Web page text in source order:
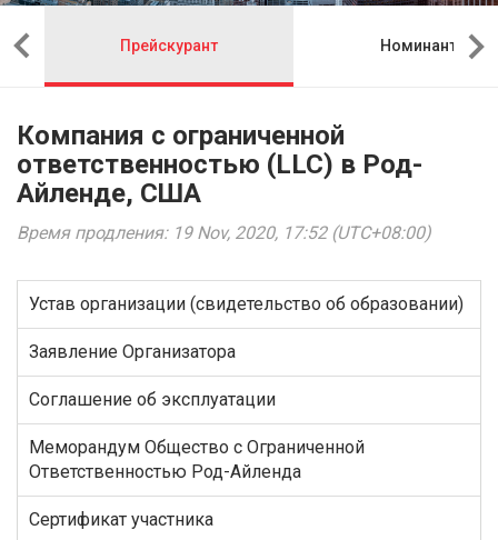
Прейскурант Номинант
Компания с ограниченной
ответственностью (LLC) в Род-
Айленде, США
Время продления: 19 Nov, 2020, 17:52 (UTC+08:00)
Устав организации (свидетельство об образовании)
Заявление Организатора
Соглашение об эксплуатации
Меморандум Общество с Ограниченной
Ответственностью Род-Айленда
Сертификат участника